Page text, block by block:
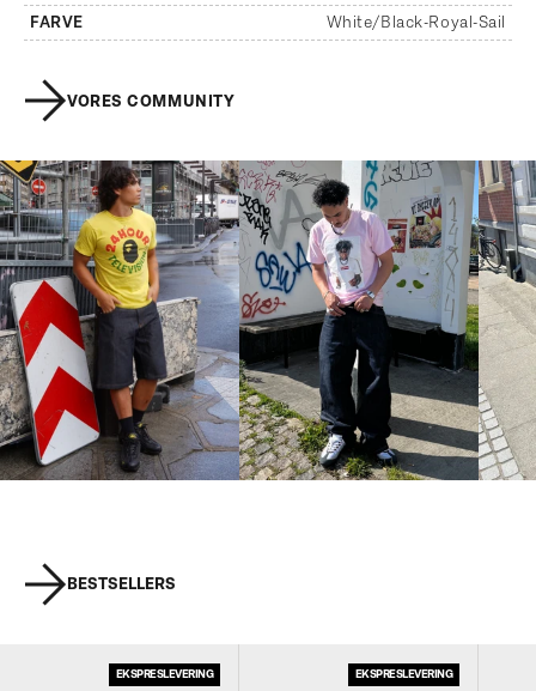
FARVE
White/Black-Royal-Sail
VORES COMMUNITY
BESTSELLERS
EKSPRESLEVERING EKSPRESLEVERING